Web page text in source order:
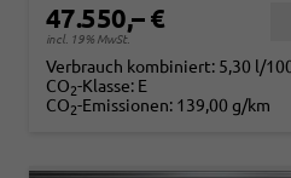
47.550,– €
incl. 19% MwSt.
Verbrauch kombiniert: 5,30 l/
CO2-Klasse: E
CO2-Emissionen: 139,00 g/km